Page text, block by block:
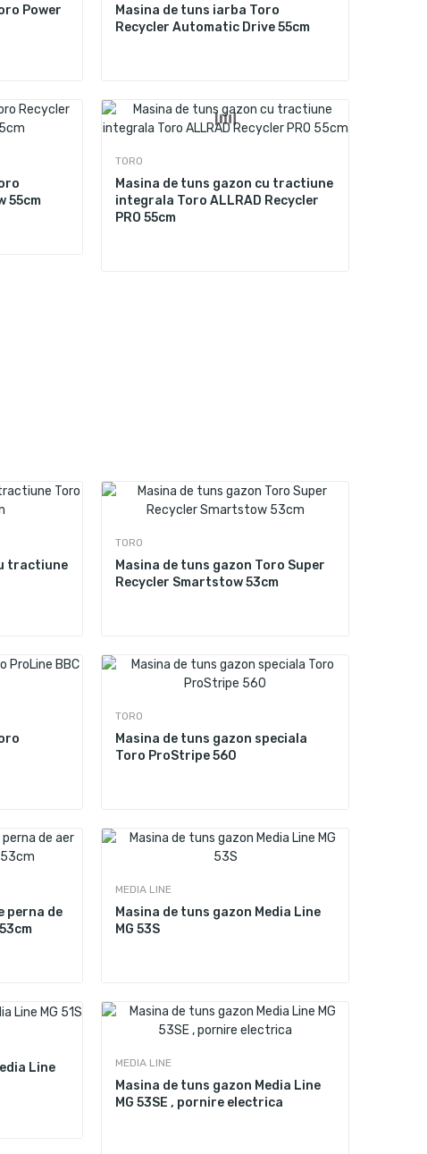
Power
Masina de tuns iarba Toro
Recycler Automatic Drive 55cm
55cm
TORO
Masina de tuns gazon cu tractiune
integrala Toro ALLRAD Recycler
PRO 55cm
tractiune
TORO
Masina de tuns gazon Toro Super
Recycler Smartstow 53cm
TORO
Masina de tuns gazon speciala
Toro ProStripe 560
perna de
MEDIA LINE
Masina de tuns gazon Media Line
MG 53S
Line
MEDIA LINE
Masina de tuns gazon Media Line
MG 53SE , pornire electrica